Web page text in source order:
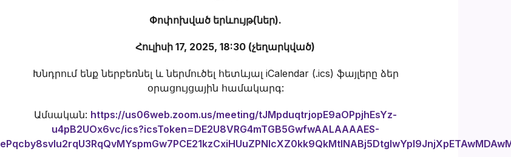
Փոփոխված երևույթ(ներ).
Հուլիսի 17, 2025, 18:30 (չեղարկված)
Խնդրում ենք ներբեռնել և ներմուծել հետևյալ iCalendar (.ics) ֆայլերը ձեր
օրացույցային համակարգ:
Ամսական: https://us06web.zoom.us/meeting/tJMpduqtrjopE9aOPpjhEsYz-
u4pB2UOx6vc/ics?icsToken=DE2U8VRG4mTGB5GwfwAALAAAAES-